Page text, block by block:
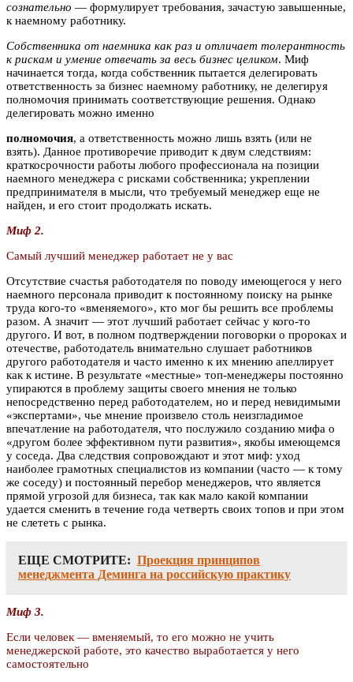
сознательно — формулирует требования, зачастую завышенные,
к наемному работнику.
Собственника от наемника как раз и отличает толерантность
к рискам и умение отвечать за весь бизнес целиком. Миф
начинается тогда, когда собственник пытается делегировать
ответственность за бизнес наемному работнику, не делегируя
полномочия принимать соответствующие решения. Однако
делегировать можно именно
полномочия, а ответственность можно лишь взять (или не
взять). Данное противоречие приводит к двум следствиям:
краткосрочности работы любого профессионала на позиции
наемного менеджера с рисками собственника; укреплении
предпринимателя в мысли, что требуемый менеджер еще не
найден, и его стоит продолжать искать.
Миф 2.
Самый лучший менеджер работает не у вас
Отсутствие счастья работодателя по поводу имеющегося у него
наемного персонала приводит к постоянному поиску на рынке
труда кого-то «вменяемого», кто мог бы решить все проблемы
разом. А значит — этот лучший работает сейчас у кого-то
другого. И вот, в полном подтверждении поговорки о пророках и
отечестве, работодатель внимательно слушает работников
другого работодателя и часто именно к их мнению апеллирует
как к истине. В результате «местные» топ-менеджеры постоянно
упираются в проблему защиты своего мнения не только
непосредственно перед работодателем, но и перед невидимыми
«экспертами», чье мнение произвело столь неизгладимое
впечатление на работодателя, что послужило созданию мифа о
«другом более эффективном пути развития», якобы имеющемся
у соседа. Два следствия сопровождают и этот миф: уход
наиболее грамотных специалистов из компании (часто — к тому
же соседу) и постоянный перебор менеджеров, что является
прямой угрозой для бизнеса, так как мало какой компании
удается сменить в течение года четверть своих топов и при этом
не слететь с рынка.
ЕЩЕ СМОТРИТЕ: Проекция принципов
менеджмента Деминга на российскую практику
Миф 3.
Если человек — вменяемый, то его можно не учить
менеджерской работе, это качество выработается у него
самостоятельно